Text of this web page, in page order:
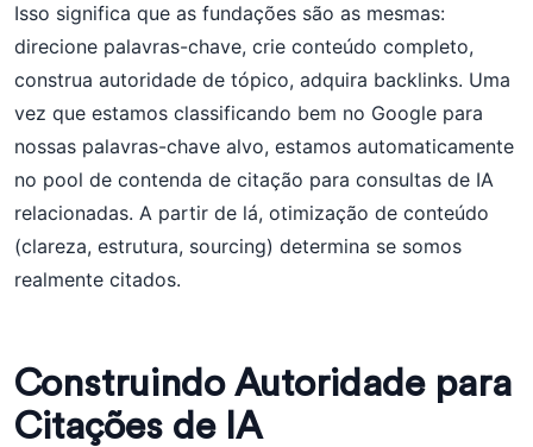
Isso significa que as fundações são as mesmas:
direcione palavras-chave, crie conteúdo completo,
construa autoridade de tópico, adquira backlinks. Uma
vez que estamos classificando bem no Google para
nossas palavras-chave alvo, estamos automaticamente
no pool de contenda de citação para consultas de IA
relacionadas. A partir de lá, otimização de conteúdo
(clareza, estrutura, sourcing) determina se somos
realmente citados.
Construindo Autoridade para
Citações de IA